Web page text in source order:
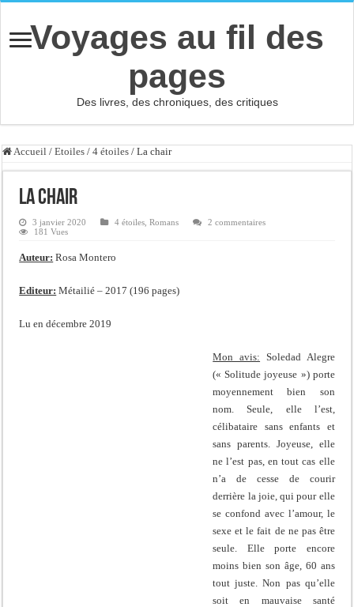
Voyages au fil des
pages
Des livres, des chroniques, des critiques
Accueil / Etoiles / 4 étoiles / La chair
La chair
3 janvier 2020 4 étoiles ,Romans
2 commentaires
181 Vues
Auteur: Rosa Montero
Editeur: Métailié – 2017 (196 pages)
Lu en décembre 2019
Mon avis: Soledad Alegre
(« Solitude joyeuse ») porte
moyennement bien son
nom. Seule, elle l’est,
célibataire sans enfants et
sans parents. Joyeuse, elle
ne l’est pas, en tout cas elle
n’a de cesse de courir
derrière la joie, qui pour elle
se confond avec l’amour, le
sexe et le fait de ne pas être
seule. Elle porte encore
moins bien son âge, 60 ans
tout juste. Non pas qu’elle
soit en mauvaise santé